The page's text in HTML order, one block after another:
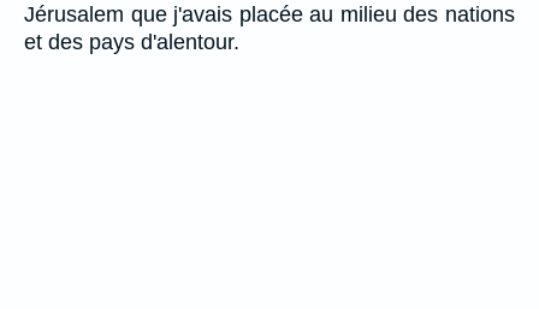
Jérusalem que j'avais placée au milieu des nations
et des pays d'alentour.